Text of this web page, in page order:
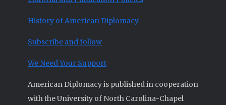
History of American Diplomacy
Subscribe and follow
We Need Your Support
American Diplomacy is published in cooperation
with the University of North Carolina-Chapel